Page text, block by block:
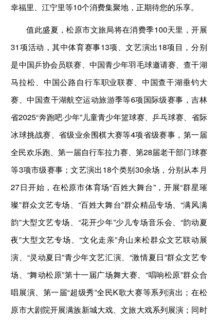
幸福里、江宁里等10个消费集聚地，正期待您的乐享。
值此盛夏，松原市文旅局将在消费季100天里，开展
31项活动，其中体育赛事13项、文艺演出18项目，分别
是中国乒协会员联赛、中国青少年羽毛球邀请赛、查干湖
马拉松、中国公路自行车职业联赛、中国查干湖垂钓大
赛、中国查干湖航空运动旅游季等6项国际级赛事，吉林
省2025“奔跑吧·少年”儿童青少年篮球赛、乒乓球赛、省际
冰球挑战赛、省级业余围棋大赛等4项省级赛事，第一届
全民欢乐跑、第一届自行车拉力赛、第28届老干部门球赛
等3项市级赛事；文艺演出18个类别30余场，分别从本月
27日开始，在松原市体育场“百姓大舞台”，开展“群星璀
璨”群众文艺专场、“百姓大舞台”群众精品专场、“满风满
韵”大型文艺专场、“花开少年”少儿专场音乐会、“韵动夏
夜”大型文艺专场、“文化走亲”舟山来松群众文艺联动展
演、“灵动夏日”青少年文艺汇演、“激情夏日”群众文艺专
场、“舞动松原”第十一届广场舞大赛、“唱响松原”群众合
唱展演、第一届“超级秀”全民K歌大赛等系列演出；在松
原市大剧院开展满族新城大戏、文旅大戏系列展演；同时